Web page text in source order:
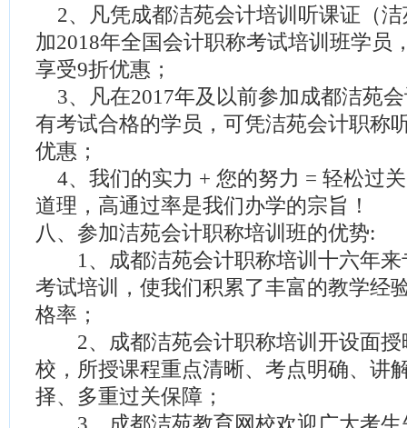
2、凡凭成都洁苑会计培训听课证（
加2018年全国会计职称考试培训班学员
享受9折优惠；
3、凡在2017年及以前参加成都洁苑
有考试合格的学员，可凭洁苑会计职称
优惠；
4、我们的实力 + 您的努力 = 轻松过
道理，高通过率是我们办学的宗旨！
八、参加洁苑会计职称培训班的优势:
1、成都洁苑会计职称培训十六年来
考试培训，使我们积累了丰富的教学经
格率；
2、成都洁苑会计职称培训开设面授
校，所授课程重点清晰、考点明确、讲
择、多重过关保障；